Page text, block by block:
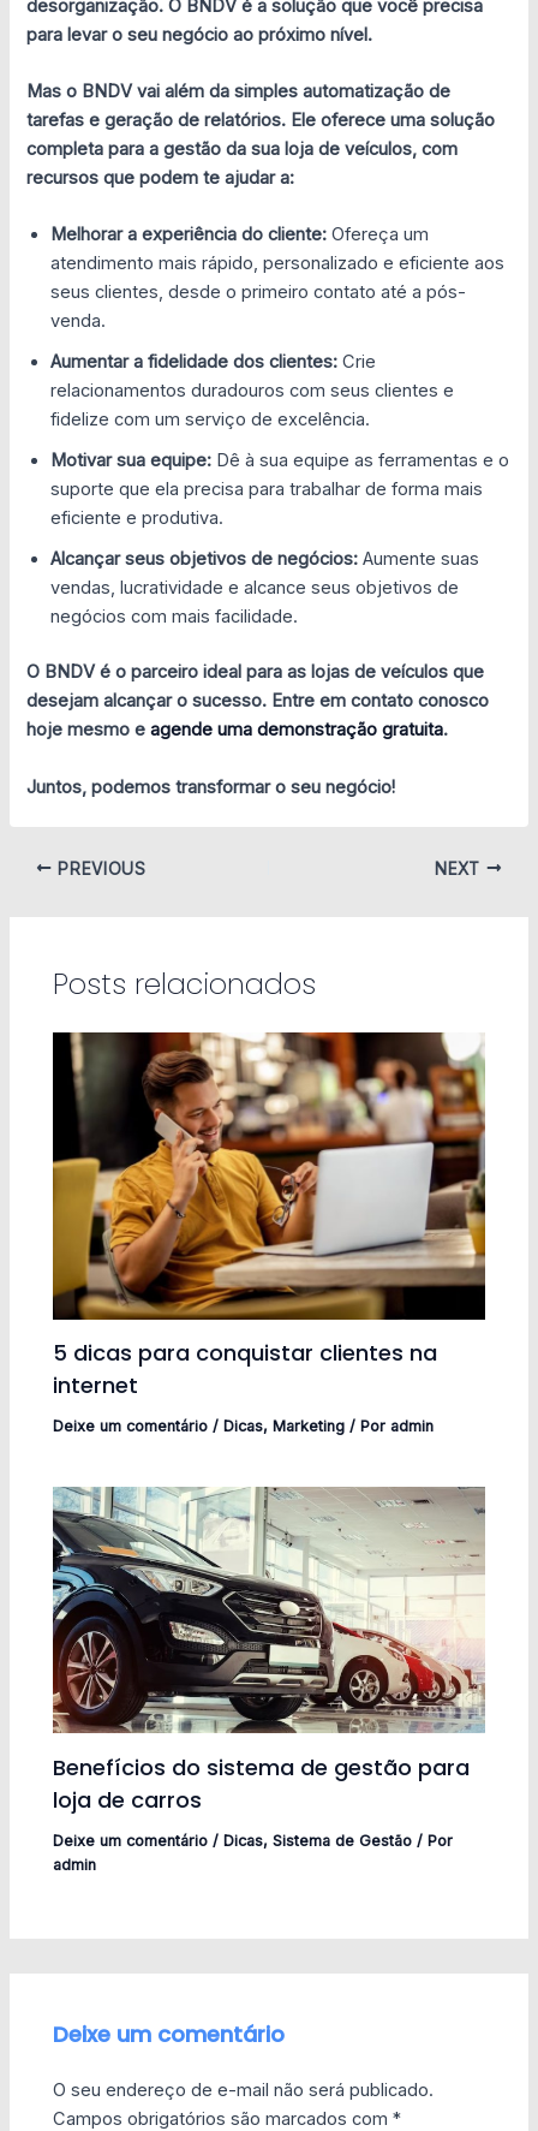
desorganização. O BNDV é a solução que você precisa
para levar o seu negócio ao próximo nível.
Mas o BNDV vai além da simples automatização de
tarefas e geração de relatórios. Ele oferece uma solução
completa para a gestão da sua loja de veículos, com
recursos que podem te ajudar a:
Melhorar a experiência do cliente: Ofereça um
atendimento mais rápido, personalizado e eficiente aos
seus clientes, desde o primeiro contato até a pós-
venda.
Aumentar a fidelidade dos clientes: Crie
relacionamentos duradouros com seus clientes e
fidelize com um serviço de excelência.
Motivar sua equipe: Dê à sua equipe as ferramentas e o
suporte que ela precisa para trabalhar de forma mais
eficiente e produtiva.
Alcançar seus objetivos de negócios: Aumente suas
vendas, lucratividade e alcance seus objetivos de
negócios com mais facilidade.
O BNDV é o parceiro ideal para as lojas de veículos que
desejam alcançar o sucesso. Entre em contato conosco
hoje mesmo eagende uma demonstração gratuita.
Juntos, podemos transformar o seu negócio!
PREVIOUS NEXT
Posts relacionados
5 dicas para conquistar clientes na
internet
Deixe um comentário / Dicas, Marketing / Poradmin
Benefícios do sistema de gestão para
loja de carros
Deixe um comentário / Dicas,Sistema de Gestão / Por
admin
Deixe um comentário
O seu endereço de e-mail não será publicado.
Campos obrigatórios são marcados com*